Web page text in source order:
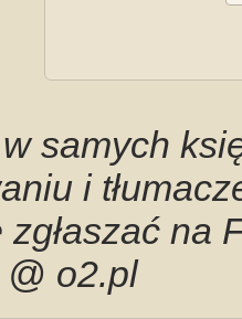
samych
i
zgłaszać na
o2.pl